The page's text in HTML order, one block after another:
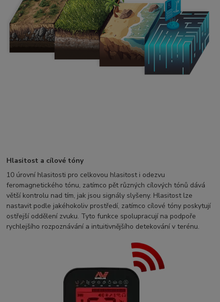
Hlasitost a cílové tóny
10 úrovní hlasitosti pro celkovou hlasitost i odezvu
feromagnetického tónu, zatímco pět různých cílových tónů dává
větší kontrolu nad tím, jak jsou signály slyšeny. Hlasitost lze
nastavit podle jakéhokoliv prostředí, zatímco cílové tóny poskytují
ostřejší oddělení zvuku. Tyto funkce spolupracují na podpoře
rychlejšího rozpoznávání a intuitivnějšího detekování v terénu.